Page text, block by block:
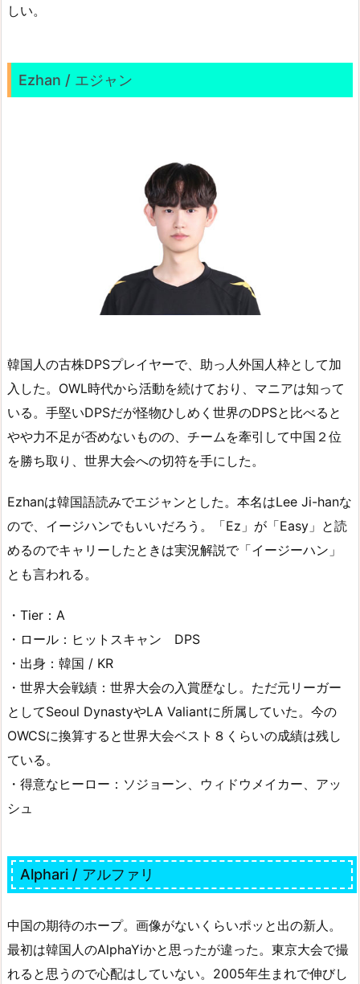
しい。
Ezhan / エジャン
韓国人の古株DPSプレイヤーで、助っ人外国人枠として加
入した。OWL時代から活動を続けており、マニアは知って
いる。手堅いDPSだが怪物ひしめく世界のDPSと比べると
やや力不足が否めないものの、チームを牽引して中国２位
を勝ち取り、世界大会への切符を手にした。
Ezhanは韓国語読みでエジャンとした。本名はLee Ji-hanな
ので、イージハンでもいいだろう。「Ez」が「Easy」と読
めるのでキャリーしたときは実況解説で「イージーハン」
とも言われる。
・Tier：A
・ロール：ヒットスキャン DPS
・出身：韓国 / KR
・世界大会戦績：世界大会の入賞歴なし。ただ元リーガー
としてSeoul DynastyやLA Valiantに所属していた。今の
OWCSに換算すると世界大会ベスト８くらいの成績は残し
ている。
・得意なヒーロー：ソジョーン、ウィドウメイカー、アッ
シュ
Alphari / アルファリ
中国の期待のホープ。画像がないくらいポッと出の新人。
最初は韓国人のAlphaYiかと思ったが違った。東京大会で撮
れると思うので心配はしていない。2005年生まれで伸びし